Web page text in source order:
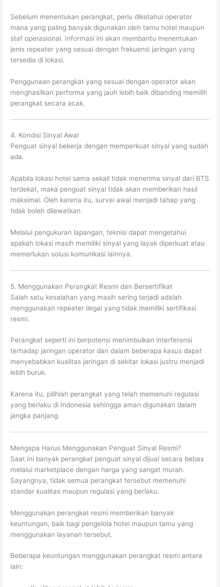
Sebelum menentukan perangkat, perlu diketahui operator
mana yang paling banyak digunakan oleh tamu hotel maupun
staf operasional. Informasi ini akan membantu menentukan
jenis repeater yang sesuai dengan frekuensi jaringan yang
tersedia di lokasi.
Penggunaan perangkat yang sesuai dengan operator akan
menghasilkan performa yang jauh lebih baik dibanding memilih
perangkat secara acak.
4. Kondisi Sinyal Awal
Penguat sinyal bekerja dengan memperkuat sinyal yang sudah
ada.
Apabila lokasi hotel sama sekali tidak menerima sinyal dari BTS
terdekat, maka penguat sinyal tidak akan memberikan hasil
maksimal. Oleh karena itu, survei awal menjadi tahap yang
tidak boleh dilewatkan.
Melalui pengukuran lapangan, teknisi dapat mengetahui
apakah lokasi masih memiliki sinyal yang layak diperkuat atau
memerlukan solusi komunikasi lainnya.
5. Menggunakan Perangkat Resmi dan Bersertifikat
Salah satu kesalahan yang masih sering terjadi adalah
menggunakan repeater ilegal yang tidak memiliki sertifikasi
resmi.
Perangkat seperti ini berpotensi menimbulkan interferensi
terhadap jaringan operator dan dalam beberapa kasus dapat
menyebabkan kualitas jaringan di sekitar lokasi justru menjadi
lebih buruk.
Karena itu, pilihlah perangkat yang telah memenuhi regulasi
yang berlaku di Indonesia sehingga aman digunakan dalam
jangka panjang.
Mengapa Harus Menggunakan Penguat Sinyal Resmi?
Saat ini banyak perangkat penguat sinyal dijual secara bebas
melalui marketplace dengan harga yang sangat murah.
Sayangnya, tidak semua perangkat tersebut memenuhi
standar kualitas maupun regulasi yang berlaku.
Menggunakan perangkat resmi memberikan banyak
keuntungan, baik bagi pengelola hotel maupun tamu yang
menggunakan layanan tersebut.
Beberapa keuntungan menggunakan perangkat resmi antara
lain: